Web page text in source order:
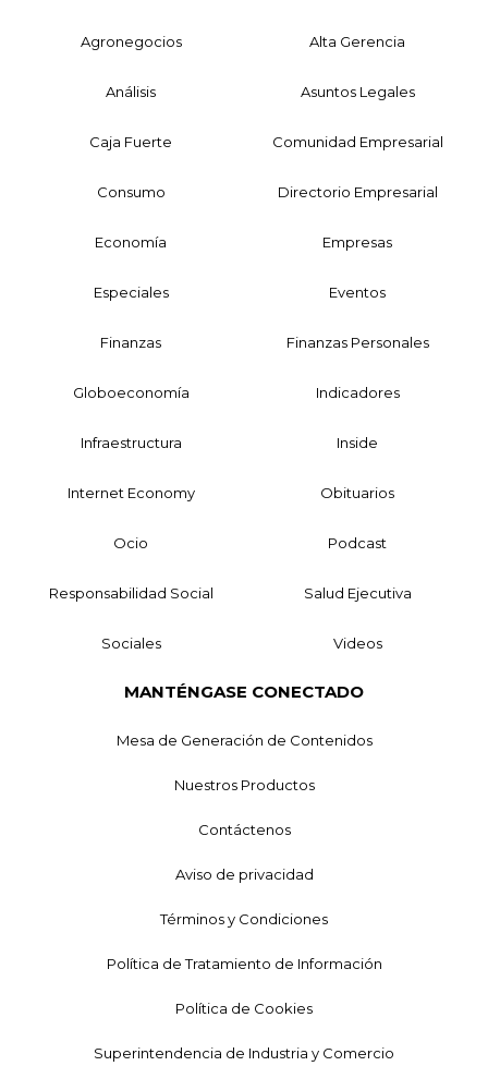
Agronegocios Alta Gerencia
Análisis Asuntos Legales
Caja Fuerte Comunidad Empresarial
Consumo Directorio Empresarial
Economía Empresas
Especiales Eventos
Finanzas Finanzas Personales
Globoeconomía Indicadores
Infraestructura Inside
Internet Economy Obituarios
Ocio Podcast
Responsabilidad Social Salud Ejecutiva
Sociales Videos
MANTÉNGASE CONECTADO
Mesa de Generación de Contenidos
Nuestros Productos
Contáctenos
Aviso de privacidad
Términos y Condiciones
Política de Tratamiento de Información
Política de Cookies
Superintendencia de Industria y Comercio